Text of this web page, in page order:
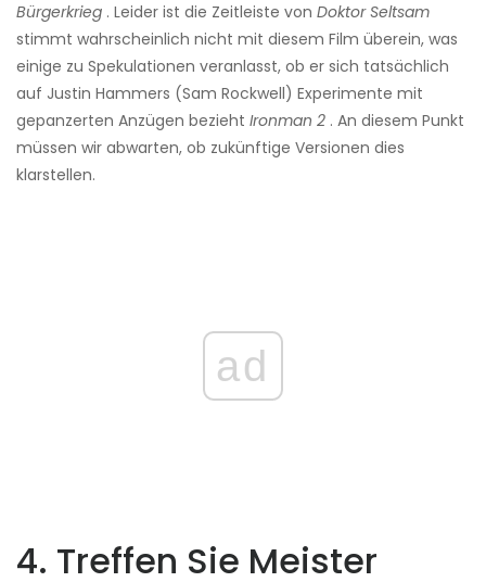
Bürgerkrieg . Leider ist die Zeitleiste von Doktor Seltsam
stimmt wahrscheinlich nicht mit diesem Film überein, was
einige zu Spekulationen veranlasst, ob er sich tatsächlich
auf Justin Hammers (Sam Rockwell) Experimente mit
gepanzerten Anzügen bezieht Ironman 2 . An diesem Punkt
müssen wir abwarten, ob zukünftige Versionen dies
klarstellen.
ad
4. Treffen Sie Meister